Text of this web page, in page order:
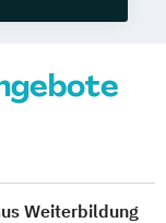
Weiterbildung